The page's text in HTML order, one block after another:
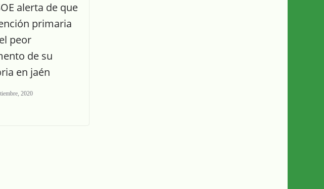
alerta de que
primaria
peor
de su
en jaén
2020